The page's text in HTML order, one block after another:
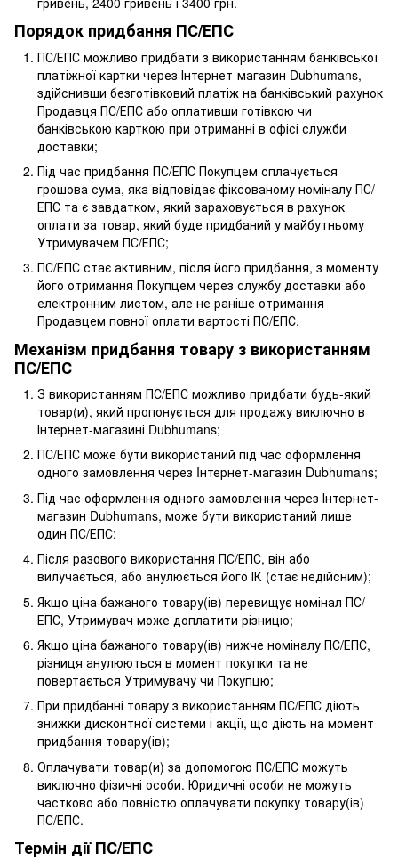
Порядок придбання ПС/ЕПС
ПС/ЕПС можливо придбати з використанням банківської
платіжної картки через Інтернет-магазин Dubhumans,
здійснивши безготівковий платіж на банківський рахунок
Продавця ПС/ЕПС або оплативши готівкою чи
банківською карткою при отриманні в офісі служби
доставки;
Під час придбання ПС/ЕПС Покупцем сплачується
грошова сума, яка відповідає фіксованому номіналу ПС/
ЕПС та є завдатком, який зараховується в рахунок
оплати за товар, який буде придбаний у майбутньому
Утримувачем ПС/ЕПС;
ПС/ЕПС стає активним, після його придбання, з моменту
його отримання Покупцем через службу доставки або
електронним листом, але не раніше отримання
Продавцем повної оплати вартості ПС/ЕПС.
Механізм придбання товару з використанням
ПС/ЕПС
З використанням ПС/ЕПС можливо придбати будь-який
товар(и), який пропонується для продажу виключно в
Інтернет-магазині Dubhumans;
ПС/ЕПС може бути використаний під час оформлення
одного замовлення через Iнтернет-магазин Dubhumans;
Під час оформлення одного замовлення через Інтернет-
магазин Dubhumans, може бути використаний лише
один ПС/ЕПС;
Після разового використання ПС/ЕПС, він або
вилучається, або анулюється його ІК (стає недійсним);
Якщо ціна бажаного товару(ів) перевищує номінал ПС/
ЕПС, Утримувач може доплатити різницю;
Якщо ціна бажаного товару(ів) нижче номіналу ПС/ЕПС,
різниця анулюються в момент покупки та не
повертається Утримувачу чи Покупцю;
При придбанні товару з використанням ПС/ЕПС діють
знижки дисконтної системи і акції, що діють на момент
придбання товару(ів);
Оплачувати товар(и) за допомогою ПС/ЕПС можуть
виключно фізичні особи. Юридичні особи не можуть
частково або повністю оплачувати покупку товару(ів)
ПС/ЕПС.
Термін дії ПС/ЕПС